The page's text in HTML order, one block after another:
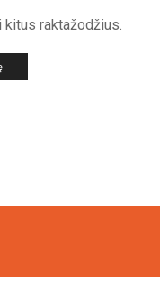
kitus raktažodžius.